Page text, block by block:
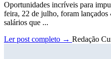
Oportunidades incríveis para
feira, 22 de julho, foram
salários que ...
Ler post completo → Redação